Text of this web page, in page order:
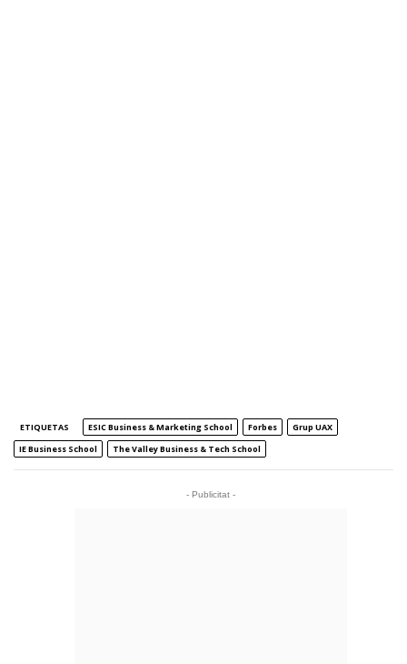
ETIQUETAS ESIC Business & Marketing School Forbes
Grup UAX
IE Business School
The Valley Business & Tech School
- Publicitat -